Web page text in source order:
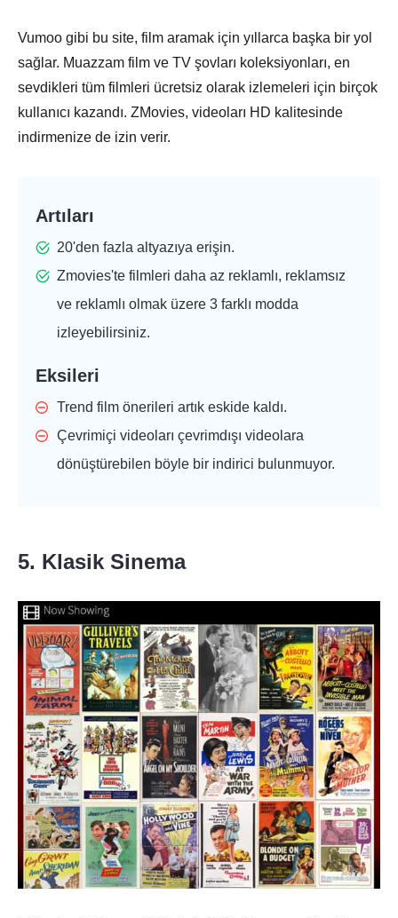
Vumoo gibi bu site, film aramak için yıllarca başka bir yol
sağlar. Muazzam film ve TV şovları koleksiyonları, en
sevdikleri tüm filmleri ücretsiz olarak izlemeleri için birçok
kullanıcı kazandı. ZMovies, videoları HD kalitesinde
indirmenize de izin verir.
Artıları
20'den fazla altyazıya erişin.
Zmovies'te filmleri daha az reklamlı, reklamsız
ve reklamlı olmak üzere 3 farklı modda
izleyebilirsiniz.
Eksileri
Trend film önerileri artık eskide kaldı.
Çevrimiçi videoları çevrimdışı videolara
dönüştürebilen böyle bir indirici bulunmuyor.
5. Klasik Sinema